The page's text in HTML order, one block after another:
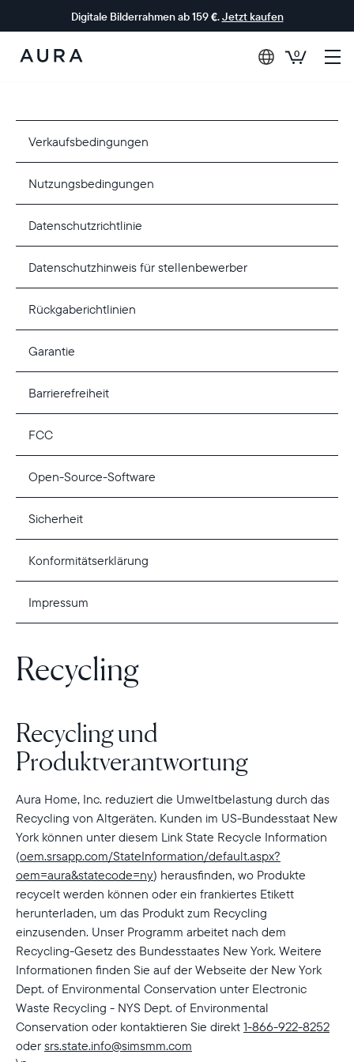
Digitale Bilderrahmen ab 159 €.Jetzt kaufen
Aura-
0
Wählen Sie Ihren Standort
Deutschland
Weiter
Verkaufsbedingungen
Nutzungsbedingungen
Datenschutzrichtlinie
Datenschutzhinweis für stellenbewerber
Rückgaberichtlinien
Garantie
Barrierefreiheit
FCC
Open-Source-Software
Sicherheit
Konformitätserklärung
Impressum
Recycling
Recycling und
Produktverantwortung
Aura Home, Inc. reduziert die Umweltbelastung durch das
Recycling von Altgeräten. Kunden im US-Bundesstaat New
York können unter diesem Link State Recycle Information
(oem.srsapp.com/StateInformation/default.aspx?
oem=aura&statecode=ny) herausfinden, wo Produkte
recycelt werden können oder ein frankiertes Etikett
herunterladen, um das Produkt zum Recycling
einzusenden. Unser Programm arbeitet nach dem
Recycling-Gesetz des Bundesstaates New York. Weitere
Informationen finden Sie auf der Webseite der New York
Dept. of Environmental Conservation unter Electronic
Waste Recycling - NYS Dept. of Environmental
Conservation oder kontaktieren Sie direkt 1-866-922-8252
oder srs.state.info@simsmm.com